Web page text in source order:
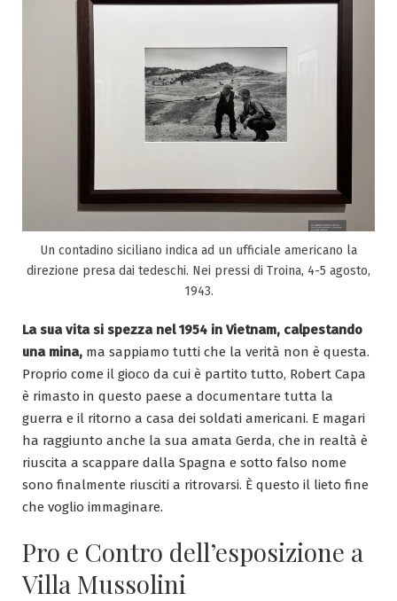
Un contadino siciliano indica ad un ufficiale americano la
direzione presa dai tedeschi. Nei pressi di Troina, 4-5 agosto,
1943.
La sua vita si spezza nel 1954 in Vietnam, calpestando
una mina, ma sappiamo tutti che la verità non è questa.
Proprio come il gioco da cui è partito tutto, Robert Capa
è rimasto in questo paese a documentare tutta la
guerra e il ritorno a casa dei soldati americani. E magari
ha raggiunto anche la sua amata Gerda, che in realtà è
riuscita a scappare dalla Spagna e sotto falso nome
sono finalmente riusciti a ritrovarsi. È questo il lieto fine
che voglio immaginare.
Pro e Contro dell’esposizione a
Villa Mussolini